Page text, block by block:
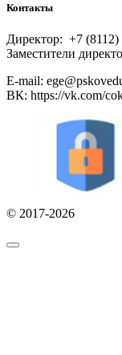
Контакты
Директор: +7 (8112)
Заместители
E-mail:
ВК: https://vk.com/
© 2017-2026